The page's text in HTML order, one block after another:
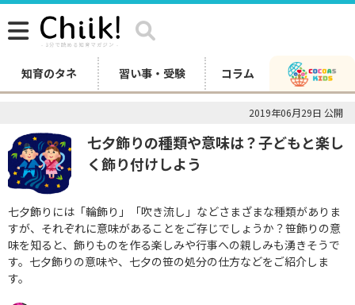
知育のタネ 習い事・受験 コラム
2019年06月29日 公開
七夕飾りの種類や意味は？子どもと楽し
く飾り付けしよう
七夕飾りには「輪飾り」「吹き流し」などさまざまな種類がありま
すが、それぞれに意味があることをご存じでしょうか？笹飾りの意
味を知ると、飾りものを作る楽しみや行事への親しみも湧きそうで
す。七夕飾りの意味や、七夕の笹の処分の仕方などをご紹介しま
す。